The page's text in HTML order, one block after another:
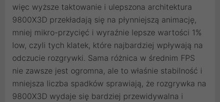
więc wyższe taktowanie i ulepszona architektura
9800X3D przekładają się na płynniejszą animację,
mniej mikro-przycięć i wyraźnie lepsze wartości 1%
low, czyli tych klatek, które najbardziej wpływają na
odczucie rozgrywki. Sama różnica w średnim FPS
nie zawsze jest ogromna, ale to właśnie stabilność i
mniejsza liczba spadków sprawiają, że rozgrywka na
9800X3D wydaje się bardziej przewidywalna i